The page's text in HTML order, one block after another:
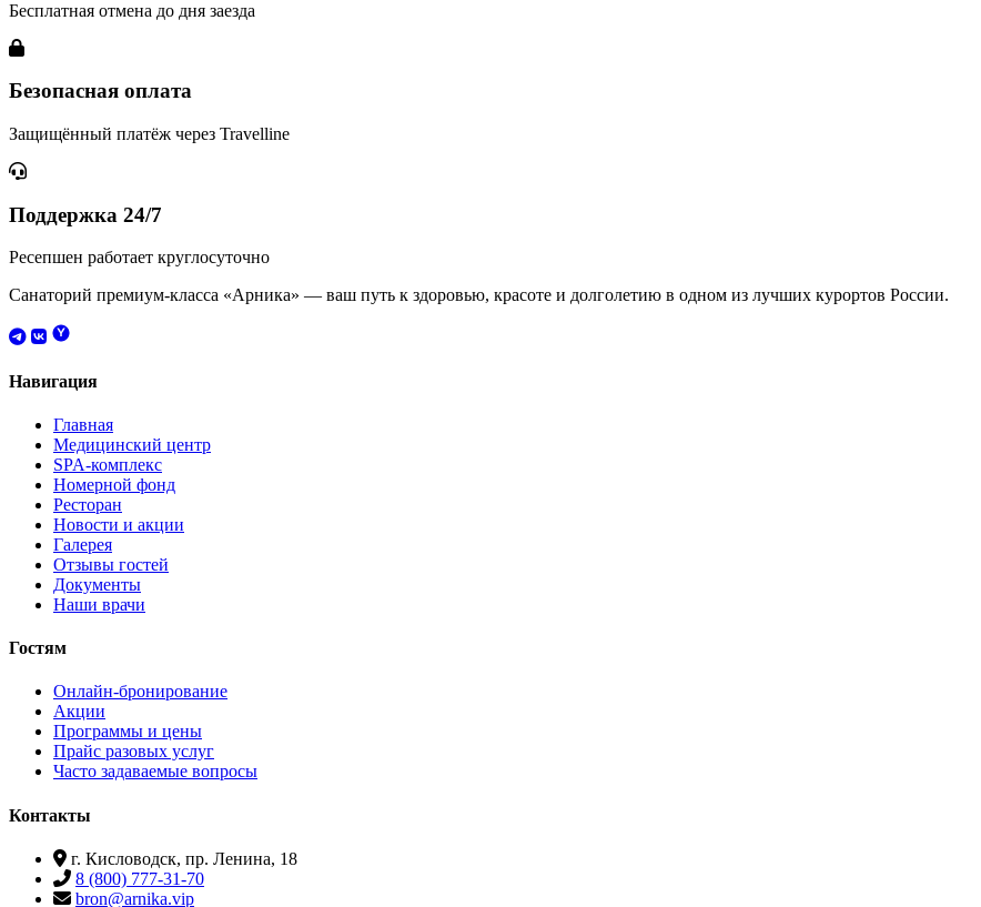
Бесплатная отмена до дня заезда
Безопасная оплата
Защищённый платёж через Travelline
Поддержка 24/7
Ресепшен работает круглосуточно
Санаторий премиум-класса «Арника» — ваш путь к здоровью, красоте и долголетию в одном из лучших курортов России.
Навигация
Главная
Медицинский центр
SPA-комплекс
Номерной фонд
Ресторан
Новости и акции
Галерея
Отзывы гостей
Документы
Наши врачи
Гостям
Онлайн-бронирование
Акции
Программы и цены
Прайс разовых услуг
Часто задаваемые вопросы
Контакты
г. Кисловодск, пр. Ленина, 18
8 (800) 777-31-70
bron@arnika.vip